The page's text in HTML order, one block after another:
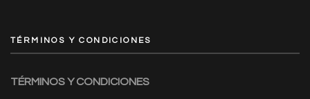
TÉRMINOS Y CONDICIONES
TÉRMINOS Y CONDICIONES